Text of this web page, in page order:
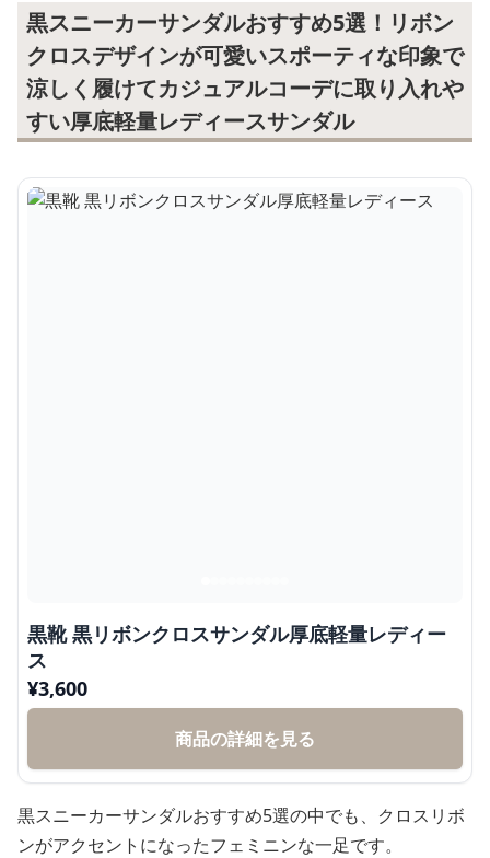
黒スニーカーサンダルおすすめ5選！リボン
クロスデザインが可愛いスポーティな印象で
涼しく履けてカジュアルコーデに取り入れや
すい厚底軽量レディースサンダル
黒靴 黒リボンクロスサンダル厚底軽量レディー
ス
¥3,600
商品の詳細を見る
黒スニーカーサンダルおすすめ5選の中でも、クロスリボ
ンがアクセントになったフェミニンな一足です。